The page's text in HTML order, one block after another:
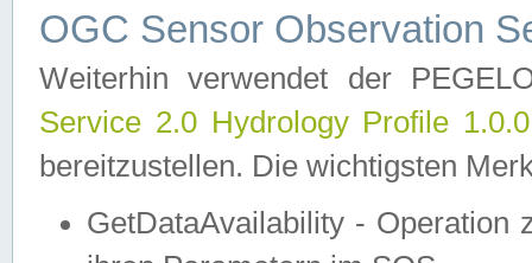
OGC Sensor Observation
Weiterhin verwendet der
Service 2.0 Hydrology Profile
bereitzustellen. Die wichtigsten
GetDataAvailability - Operation